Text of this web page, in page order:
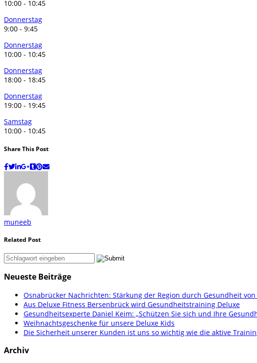
10:00 - 10:45
Donnerstag
9:00 - 9:45
Donnerstag
10:00 - 10:45
Donnerstag
18:00 - 18:45
Donnerstag
19:00 - 19:45
Samstag
10:00 - 10:45
Share This Post
muneeb
Related Post
Neueste Beiträge
Osnabrücker Nachrichten: Stärkung der Region durch Gesundheit
Aus Deluxe Fitness Bersenbrück wird Gesundheitstraining Deluxe
Gesundheitsexperte Daniel Keim: „Schützen Sie sich und Ihre
Weihnachtsgeschenke für unsere Deluxe Kids
Die Sicherheit unserer Kunden ist uns so wichtig wie die aktive
Archiv